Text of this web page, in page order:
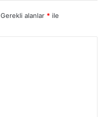
Gerekli alanlar * ile